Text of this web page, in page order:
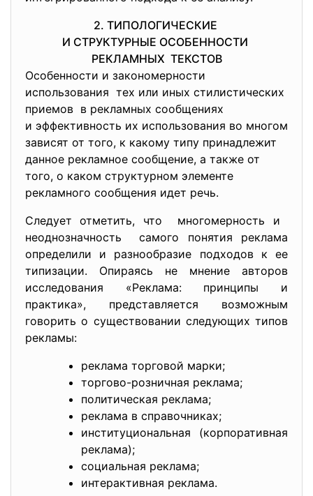
2. ТИПОЛОГИЧЕСКИЕ
И СТРУКТУРНЫЕ ОСОБЕННОСТИ
РЕКЛАМНЫХ ТЕКСТОВ
Особенности и закономерности
использования тех или иных стилистических
приемов в рекламных сообщениях
и эффективность их использования во многом
зависят от того, к какому типу принадлежит
данное рекламное сообщение, а также от
того, о каком структурном элементе
рекламного сообщения идет речь.
Следует отметить, что многомерность и
неоднозначность самого понятия реклама
определили и разнообразие подходов к ее
типизации. Опираясь не мнение авторов
исследования «Реклама: принципы и
практика», представляется возможным
говорить о существовании следующих типов
рекламы:
реклама торговой марки;
торгово-розничная реклама;
политическая реклама;
реклама в справочниках;
институциональная (корпоративная
реклама);
социальная реклама;
интерактивная реклама.